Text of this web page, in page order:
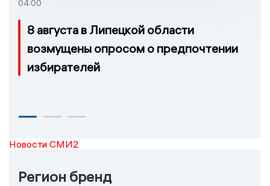
04:00
8 августа в Липецкой области
возмущены опросом о предпочтении
избирателей
Новости СМИ2
Регион бренд